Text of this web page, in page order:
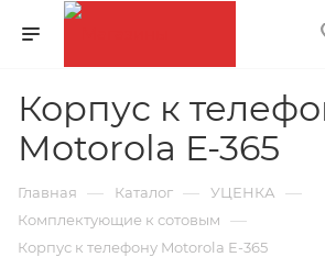
Корпус к
Motorola E-365
Главная — Каталог — УЦЕНКА —
Комплектующие к сотовым —
Корпус к телефону Motorola E-365